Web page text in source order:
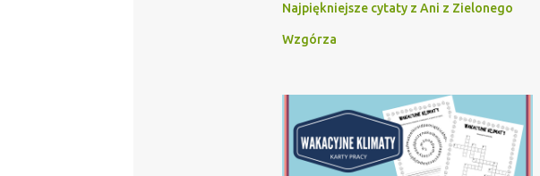
Najpiękniejsze cytaty z Ani z Zielonego
Wzgórza